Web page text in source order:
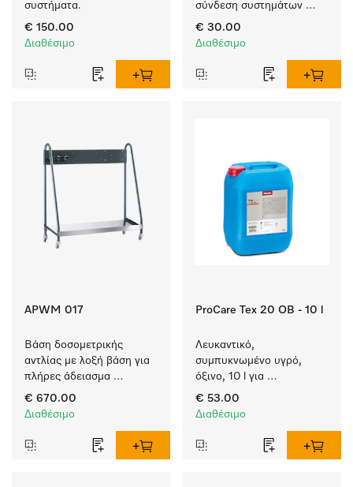
συστήματα.
€ 150.00
Διαθέσιμο
σύνδεση συστημάτων
δοσομέτρησης με έγχυση
νερού.
€ 30.00
Διαθέσιμο
APWM 017
Βάση δοσομετρικής
αντλίας με λοξή βάση για
πλήρες άδειασμα
υπολειμμάτων από τα
δοχεία υγρών.
€ 670.00
Διαθέσιμο
ProCare Tex 20 OB - 10 l
Λευκαντικό,
συμπυκνωμένο υγρό,
όξινο, 10 l για
αποτελεσματική
αφαίρεση επίμονων
€ 53.00
Διαθέσιμο